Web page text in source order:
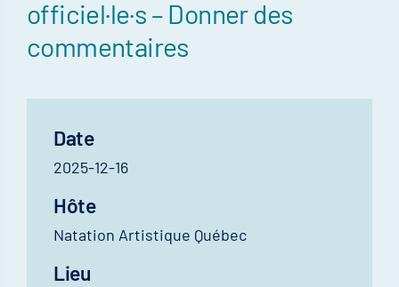
officiel·le·s – Donner des
commentaires
Date
2025-12-16
Hôte
Natation Artistique Québec
Lieu